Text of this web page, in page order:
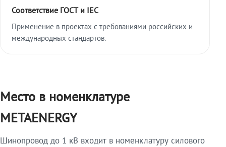
Соответствие ГОСТ и IEC
Применение в проектах с требованиями российских и
международных стандартов.
Место в номенклатуре
METAENERGY
Шинопровод до 1 кВ входит в номенклатуру силового